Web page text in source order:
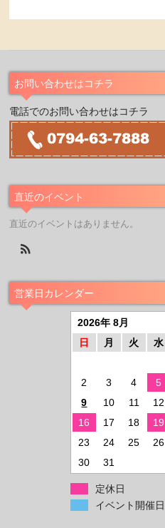
お問い合わせはコチラ
電話でのお問い合わせはコチラ
直近のイベント
直近のイベントはありません。
営業日カレンダー
2026年 8月
日
月 火 水
2
3 4 5
9
10 11 12
16
17 18 19
23
24 25 26
30
31
定休日
イベント開催日